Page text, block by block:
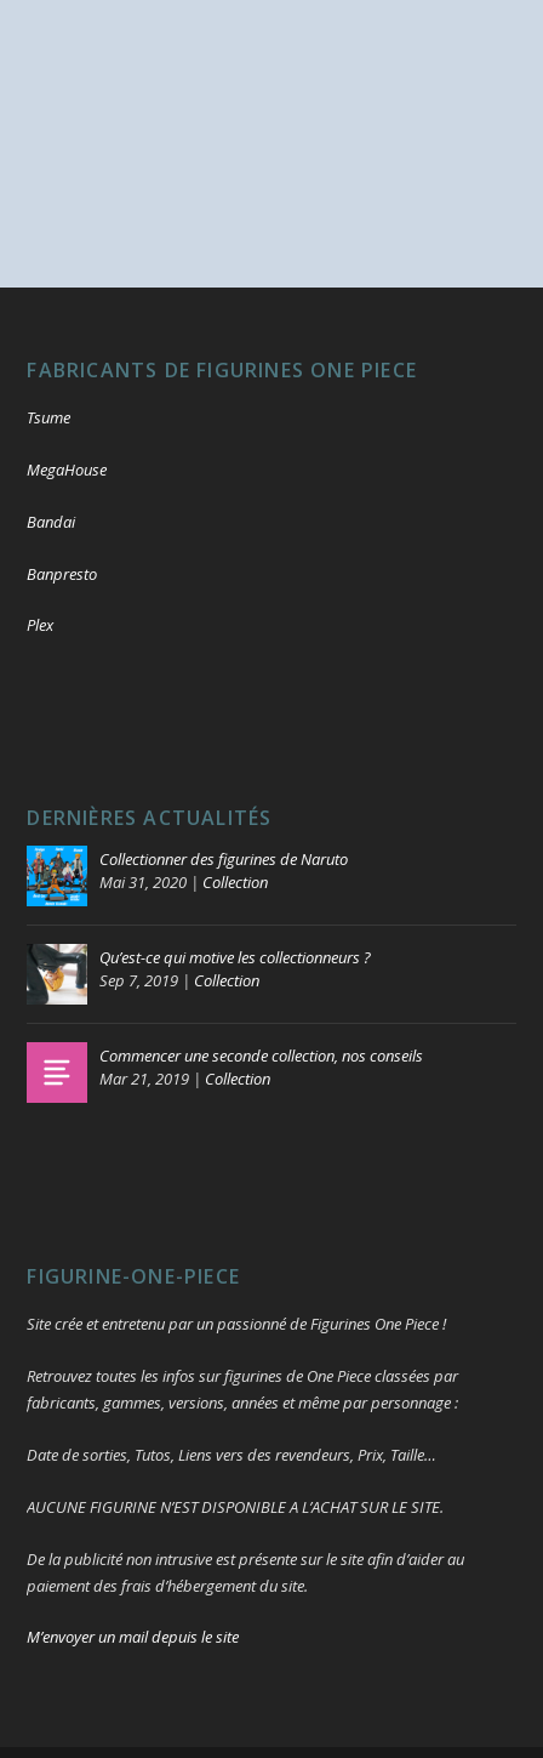
FABRICANTS DE FIGURINES ONE PIECE
Tsume
MegaHouse
Bandai
Banpresto
Plex
DERNIÈRES ACTUALITÉS
Collectionner des figurines de Naruto
Mai 31, 2020 | Collection
Qu’est-ce qui motive les collectionneurs ?
Sep 7, 2019 | Collection
Commencer une seconde collection, nos conseils
Mar 21, 2019 | Collection
FIGURINE-ONE-PIECE
Site crée et entretenu par un passionné de Figurines One Piece !
Retrouvez toutes les infos sur figurines de One Piece classées par
fabricants, gammes, versions, années et même par personnage :
Date de sorties, Tutos, Liens vers des revendeurs, Prix, Taille…
AUCUNE FIGURINE N’EST DISPONIBLE A L’ACHAT SUR LE SITE.
De la publicité non intrusive est présente sur le site afin d’aider au
paiement des frais d’hébergement du site.
M’envoyer un mail depuis le site